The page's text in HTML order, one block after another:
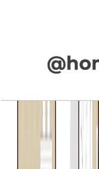
La Rosa Phase 4,
3M, Mid Unit (M),
باز کردن چیدمان